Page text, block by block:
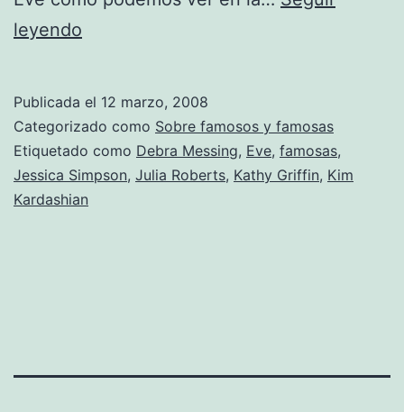
leyendo
todo
lo
que
reluce
Publicada el 12 marzo, 2008
Categorizado como Sobre famosos y famosas
Etiquetado como Debra Messing, Eve, famosas,
Jessica Simpson, Julia Roberts, Kathy Griffin, Kim
Kardashian